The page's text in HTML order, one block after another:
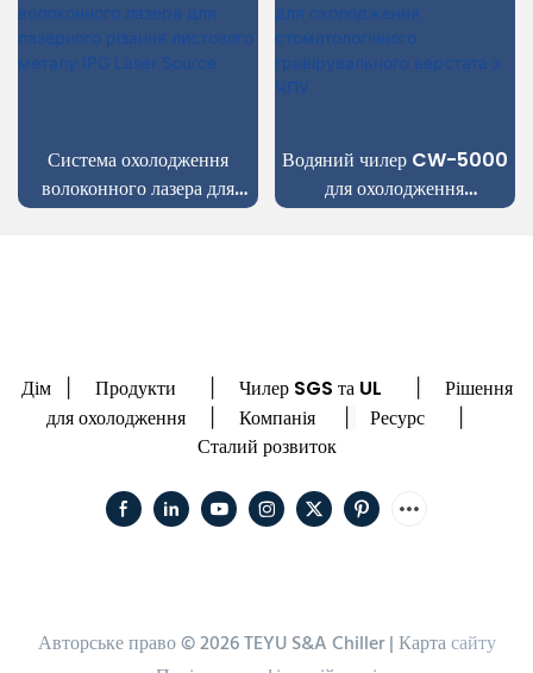
Система охолодження
волоконного лазера для
лазерного різання листового
Водяний чилер CW-5000
для охолодження
стоматологічного
Дім Продукти Чилер SGS та UL
Рішення
для охолодження
Компанія Ресурс
Сталий розвиток
Авторське право © 2026 TEYU S&A Chiller |Картасайту